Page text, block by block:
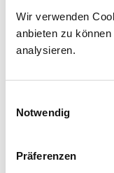
Wir verwenden
anbieten zu
analysieren.
Notwendig
Präferenzen
16.02.2026
Neuauflage